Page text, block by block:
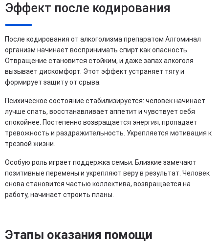
Эффект после кодирования
После кодирования от алкоголизма препаратом Алгоминал
организм начинает воспринимать спирт как опасность.
Отвращение становится стойким, и даже запах алкоголя
вызывает дискомфорт. Этот эффект устраняет тягу и
формирует защиту от срыва.
Психическое состояние стабилизируется: человек начинает
лучше спать, восстанавливает аппетит и чувствует себя
спокойнее. Постепенно возвращается энергия, пропадает
тревожность и раздражительность. Укрепляется мотивация к
трезвой жизни.
Особую роль играет поддержка семьи. Близкие замечают
позитивные перемены и укрепляют веру в результат. Человек
снова становится частью коллектива, возвращается на
работу, начинает строить планы.
Этапы оказания помощи